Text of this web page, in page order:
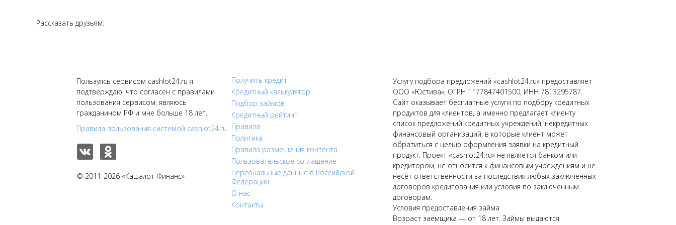
Рассказать друзьям:
Пользуясь сервисом cashlot24.ru я
подтверждаю, что согласен с правилами
пользования сервисом, являюсь
гражданином РФ и мне больше 18 лет.
Правила пользования системой cashlot24.ru
© 2011-2026 «Кашалот Финанс»
Получить кредит
Кредитный калькулятор
Подбор займов
Кредитный рейтинг
Правила
Политика
Правила размещения контента
Пользовательское соглашение
Персональные данные в Российской
Федерации
О нас
Контакты
Услугу подбора предложений «cashlot24.ru» предоставляет
ООО «Юстива», ОГРН 1177847401500, ИНН 7813295787.
Сайт оказывает бесплатные услуги по подбору кредитных
продуктов для клиентов, а именно предлагает клиенту
список предложений кредитных учреждений, некредитных
финансовый организаций, в которые клиент может
обратиться с целью оформления заявки на кредитный
продукт. Проект «cashlot24.ru» не является банком или
кредитором, не относится к финансовым учреждениям и не
несёт ответственности за последствия любых заключенных
договоров кредитования или условия по заключенным
договорам.
Условия предоставления займа
Возраст заёмщика — от 18 лет. Займы выдаются